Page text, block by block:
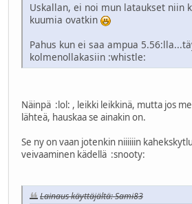
Uskallan, ei noi mun lataukset niin
kuumia ovatkin
Pahus kun ei saa ampua
kolmenollakasiin :whistle:
Näinpä :lol: , leikki leikkinä, mutta jos
lähteä, hauskaa se ainakin on.
Se ny on vaan jotenkin niiiiiin
veivaaminen kädellä :snooty:
Lainaus käyttäjältä: Sami83